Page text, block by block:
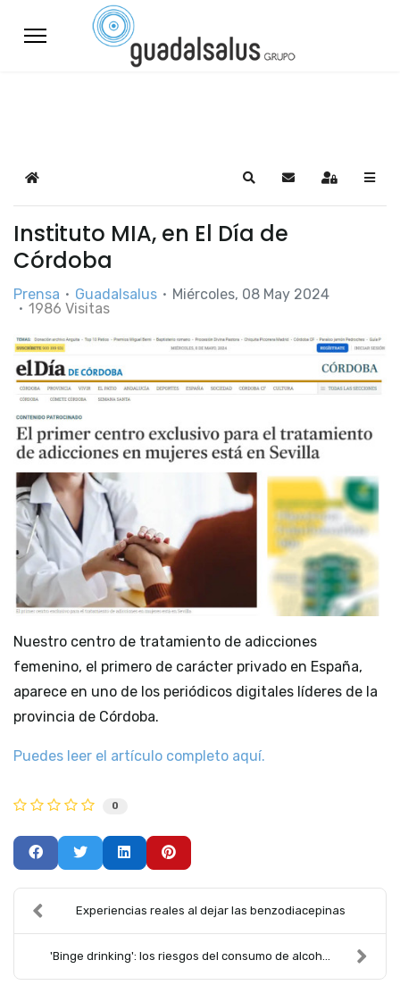
Home SearchSuscribirse a las
Sign In
Instituto MIA, en El Día de
Córdoba
Prensa Guadalsalus
Miércoles, 08 May 2024
1986 Visitas
Nuestro centro de tratamiento de adicciones
femenino, el primero de carácter privado en España,
aparece en uno de los periódicos digitales líderes de la
provincia de Córdoba.
Puedes leer el artículo completo aquí.
0
Experiencias reales al dejar las benzodiacepinas
'Binge drinking': los riesgos del consumo de alcoh...